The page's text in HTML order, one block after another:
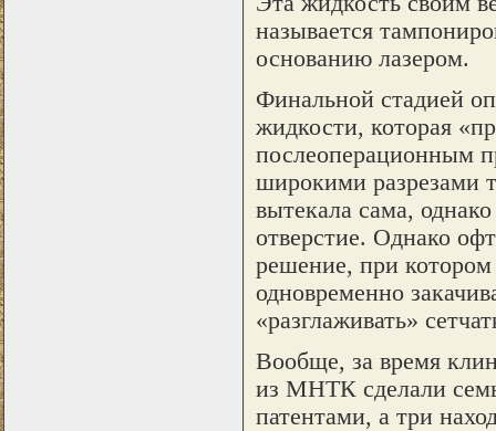
называется
основанию лазером.
Финальной стадией
жидкости, которая
послеоперационным
широкими разрезами
вытекала сама,
отверстие. Однако
решение, при котором
одновременно
«разглаживать»
Вообще, за время
из МНТК сделали
патентами, а три